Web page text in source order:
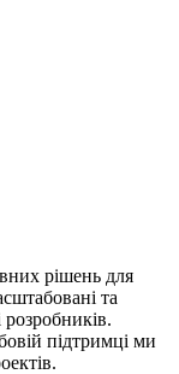
рішень для
та
розробників.
підтримці ми